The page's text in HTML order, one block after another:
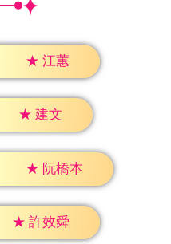
★ 江蕙
★ 建文
★ 阮橋本
★ 許效舜